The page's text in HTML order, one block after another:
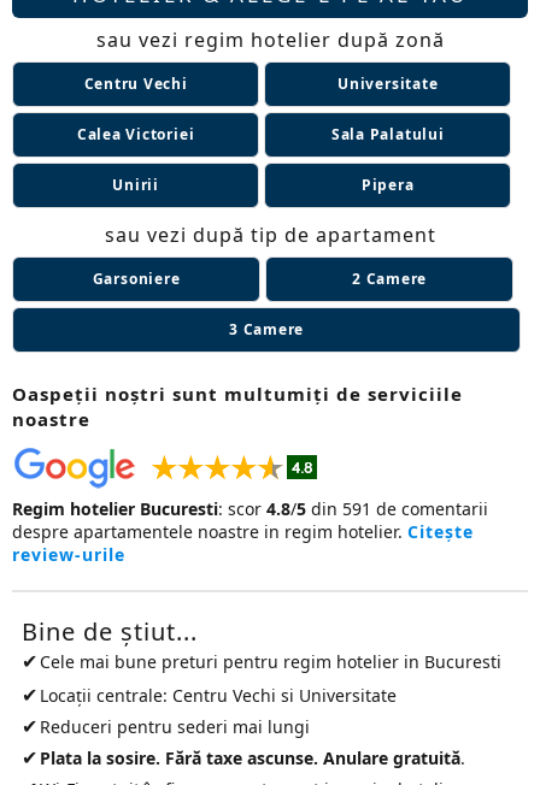
sau vezi regim hotelier după zonă
Centru Vechi Universitate
Calea Victoriei Sala Palatului
Unirii Pipera
sau vezi după tip de apartament
Garsoniere 2 Camere
3 Camere
Oaspeţii noștri sunt multumiţi de serviciile
noastre
Regim hotelier Bucuresti: scor 4.8/5 din 591 de comentarii
despre apartamentele noastre in regim hotelier. Citește
review-urile
Bine de ştiut...
✔ Cele mai bune preturi pentru regim hotelier in Bucuresti
✔ Locații centrale: Centru Vechi si Universitate
✔ Reduceri pentru sederi mai lungi
✔ Plata la sosire. Fără taxe ascunse. Anulare gratuită.